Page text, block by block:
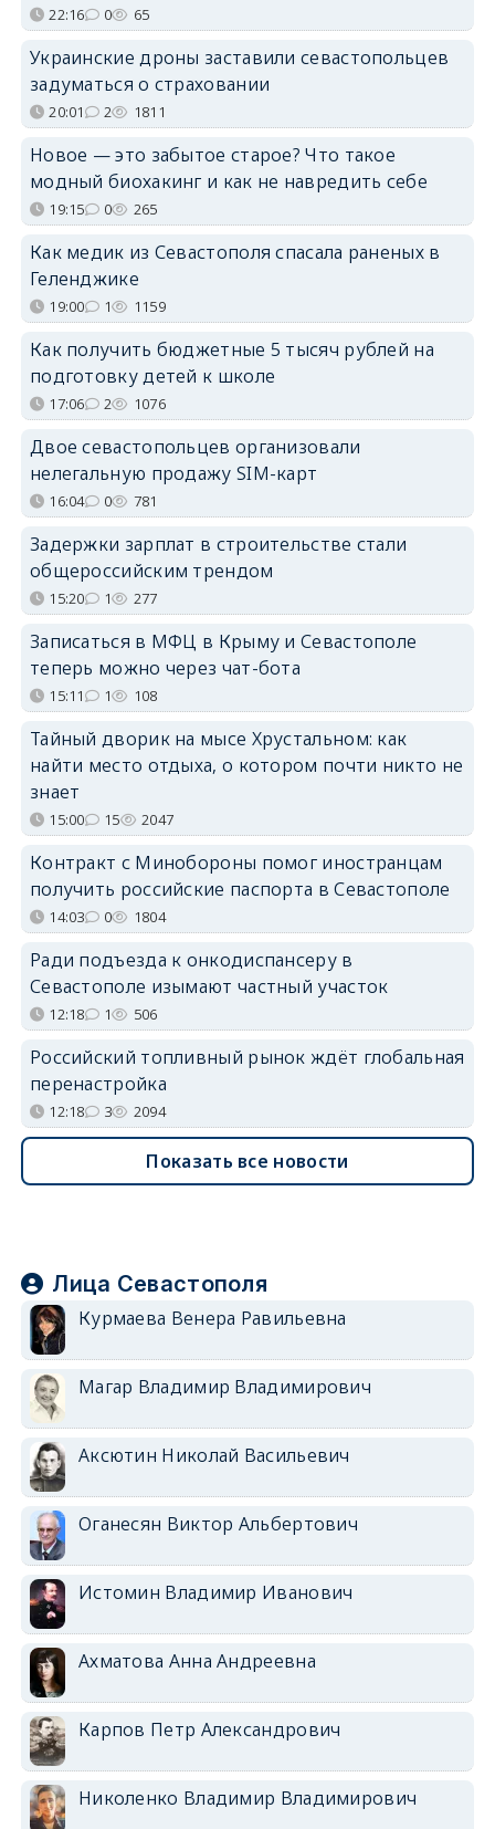
22:16 0 65
Украинские дроны заставили севастопольцев
задуматься о страховании
20:01 2 1811
Новое — это забытое старое? Что такое
модный биохакинг и как не навредить себе
19:15 0 265
Как медик из Севастополя спасала раненых в
Геленджике
19:00 1 1159
Как получить бюджетные 5 тысяч рублей на
подготовку детей к школе
17:06 2 1076
Двое севастопольцев организовали
нелегальную продажу SIM-карт
16:04 0 781
Задержки зарплат в строительстве стали
общероссийским трендом
15:20 1 277
Записаться в МФЦ в Крыму и Севастополе
теперь можно через чат-бота
15:11 1 108
Тайный дворик на мысе Хрустальном: как
найти место отдыха, о котором почти никто не
знает
15:00 15 2047
Контракт с Минобороны помог иностранцам
получить российские паспорта в Севастополе
14:03 0 1804
Ради подъезда к онкодиспансеру в
Севастополе изымают частный участок
12:18 1 506
Российский топливный рынок ждёт глобальная
перенастройка
12:18 3 2094
Показать все новости
Лица Севастополя
Курмаева Венера Равильевна
Магар Владимир Владимирович
Аксютин Николай Васильевич
Оганесян Виктор Альбертович
Истомин Владимир Иванович
Ахматова Анна Андреевна
Карпов Петр Александрович
Николенко Владимир Владимирович